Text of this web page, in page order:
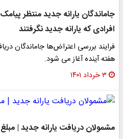
جاماندگان یارانه جدید منتظر
افرادی که یارانه جدید نگرفتند
هفته آینده آغاز می شود.
۳ خرداد ۱۴۰۱
​مشمولان دریافت یارانه جدید | مبلغ